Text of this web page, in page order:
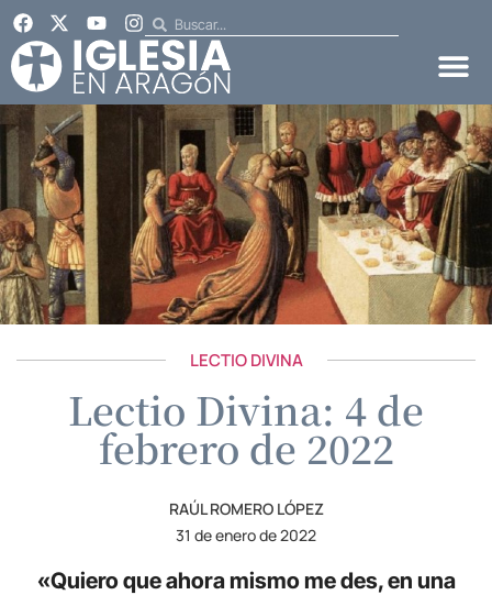
LECTIO DIVINA
Lectio Divina: 4 de
febrero de 2022
RAÚL ROMERO LÓPEZ
31 de enero de 2022
«Quiero que ahora mismo me des, en una